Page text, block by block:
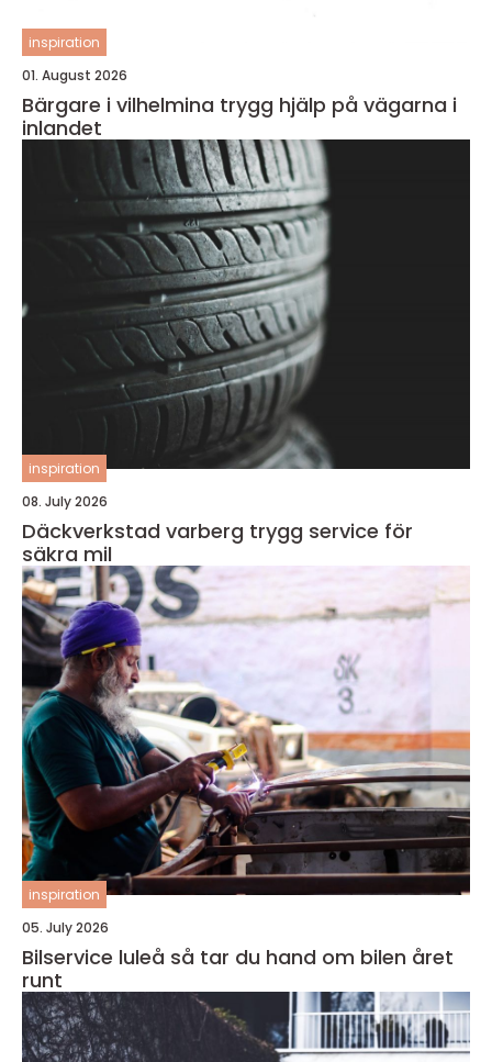
inspiration
01. August 2026
Bärgare i vilhelmina trygg hjälp på vägarna i
inlandet
inspiration
08. July 2026
Däckverkstad varberg trygg service för
säkra mil
inspiration
05. July 2026
Bilservice luleå så tar du hand om bilen året
runt